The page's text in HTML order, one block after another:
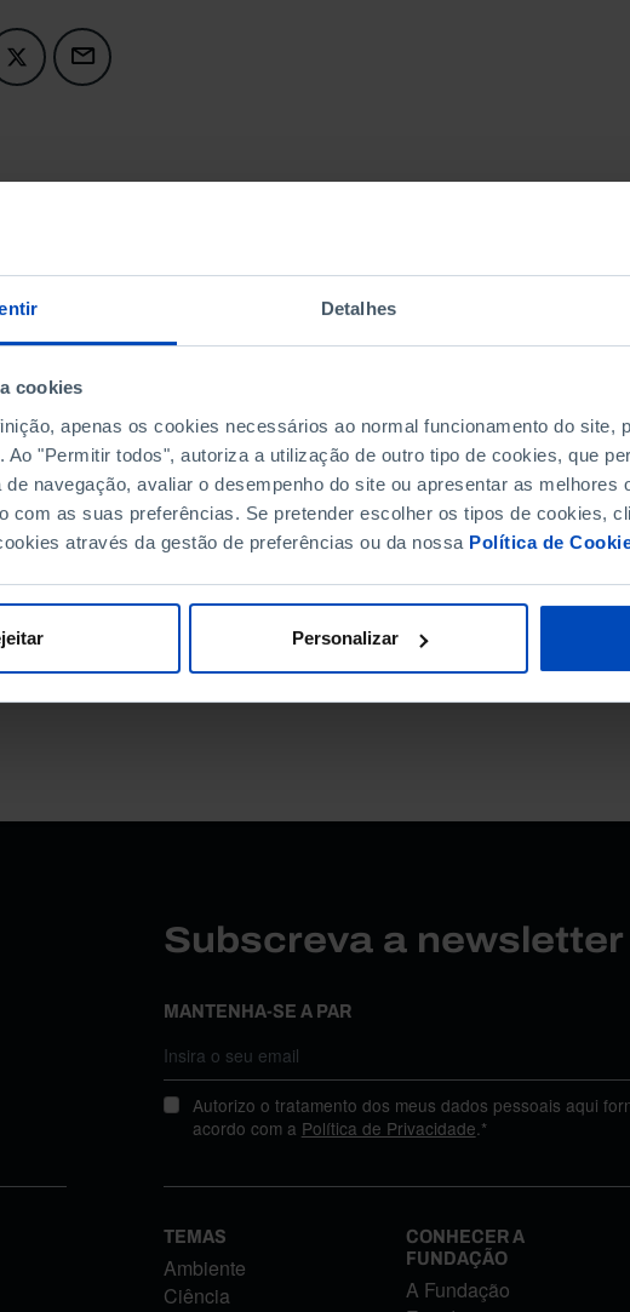
Detalhes
cookies
apenas os cookies necessários ao normal funcionamento do site,
Ao "Permitir todos", autoriza a utilização de outro tipo de cookies, que
de navegação, avaliar o desempenho do site ou apresentar as melhores
com as suas preferências. Se pretender escolher os tipos de cookies,
através da gestão de preferências ou da nossa Política de
Personalizar
DATA DE FIM
Subscreva a
MANTENHA-SE A PAR
Autorizo o tratamento dos meus dados pessoais aqui
acordo com a Política de Privacidade.*
TEMAS
Ambiente
Ciência
CONHECER A
FUNDAÇÃO
A Fundação